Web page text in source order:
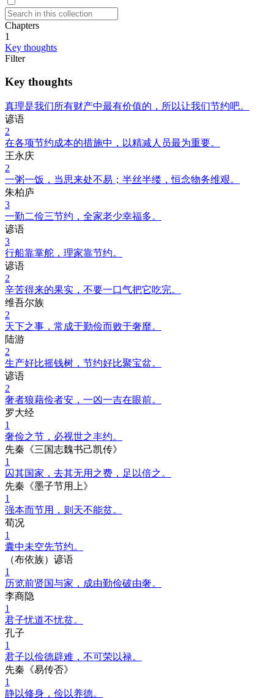
Chapters
1
Key thoughts
Filter
Key thoughts
真理是我们所有财产中最有价值的，所以让我们节约吧。
谚语
2
在各项节约成本的措施中，以精减人员最为重要。
王永庆
2
一粥一饭，当思来处不易；半丝半缕，恒念物务维艰。
朱柏庐
3
一勤二俭三节约，全家老少幸福多。
谚语
3
行船靠掌舵，理家靠节约。
谚语
2
辛苦得来的果实，不要一口气把它吃完。
维吾尔族
2
天下之事，常成于勤俭而败于奢靡。
陆游
2
生产好比摇钱树，节约好比聚宝盆。
谚语
2
奢者狼藉俭者安，一凶一吉在眼前。
罗大经
1
奢俭之节，必视世之丰约。
先秦《三国志魏书己凯传》
1
囚其国家，去其无用之费，足以倍之。
先秦《墨子节用上》
1
强本而节用，则天不能贫。
荀况
1
囊中未空先节约。
（布依族）谚语
1
历览前贤国与家，成由勤俭破由奢。
李商隐
1
君子忧道不忧贫。
孔子
1
君子以俭德辟难，不可荣以禄。
先秦《易传否》
1
静以修身，俭以养德。